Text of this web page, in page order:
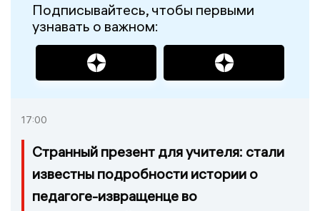
Подписывайтесь, чтобы первыми
узнавать о важном:
17:00
Странный презент для учителя: стали
известны подробности истории о
педагоге-извращенце во